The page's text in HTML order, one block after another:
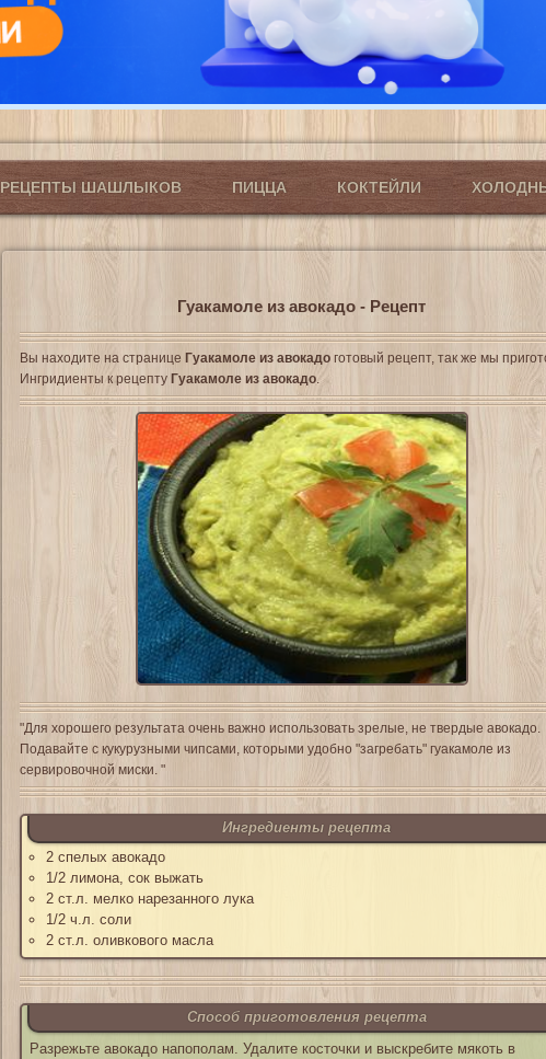
РЕЦЕПТЫ ШАШЛЫКОВ ПИЦЦА КОКТЕЙЛИ
Гуакамоле из авокадо - Рецепт
Вы находите на странице Гуакамоле из авокадо готовый рецепт, так же мы
Ингридиенты к рецепту Гуакамоле из авокадо
"Для хорошего результата очень важно использовать зрелые, не твердые авокадо.
Подавайте с кукурузными чипсами, которыми удобно "загребать" гуакамоле из
сервировочной миски. "
Ингредиенты рецепта
2 спелых авокадо
1/2 лимона, сок выжать
2 ст.л. мелко нарезанного лука
1/2 ч.л. соли
2 ст.л. оливкового масла
Способ приготовления рецепта
Разрежьте авокадо напополам. Удалите косточки и выскребите мякоть в